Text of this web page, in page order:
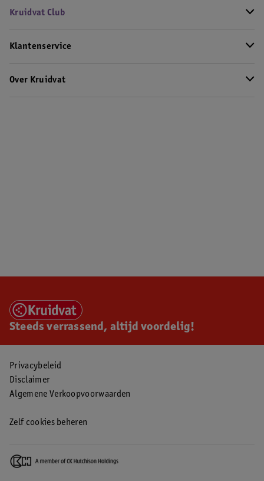
Kruidvat Club
Klantenservice
Over Kruidvat
Steeds verrassend, altijd voordelig!
Privacybeleid
Disclaimer
Algemene Verkoopvoorwaarden
Zelf cookies beheren